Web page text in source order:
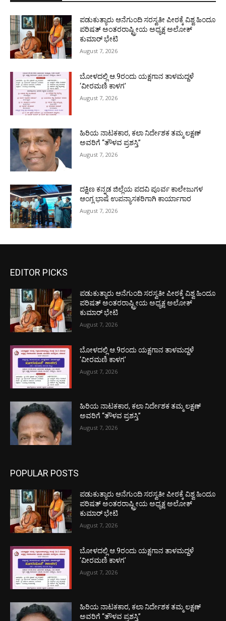
ಪಡುಕುತ್ಯಾರು ಆನೆಗುಂದಿ ಸರಸ್ವತೀ ಪೀಠಕ್ಕೆ ವಿಶ್ವ ಹಿಂದೂ
ಪರಿಷತ್ ಅಂತರರಾಷ್ಟ್ರೀಯ ಅಧ್ಯಕ್ಷ ಅಲೋಕ್
ಕುಮಾರ್ ಭೇಟಿ
August 7, 2026
ಬೋಳದಲ್ಲಿ ಆ.9ರಂದು ಯಕ್ಷಗಾನ ತಾಳಮದ್ದಳೆ
‘ವೀರಮಣಿ ಕಾಳಗ’
August 7, 2026
ಹಿರಿಯ ನಾಟಕಕಾರ, ಕಲಾ ನಿರ್ದೇಶಕ ತಮ್ಮ ಲಕ್ಷಣ್
ಅವರಿಗೆ “ತೌಳವ ಪ್ರಶಸ್ತಿ”
August 7, 2026
ದಕ್ಷಿಣ ಕನ್ನಡ ಜಿಲ್ಲೆಯ ಪದವಿ ಪೂರ್ವ ಕಾಲೇಜುಗಳ
ಆಂಗ್ಲ ಭಾಷೆ ಉಪನ್ಯಾಸಕರಿಗಾಗಿ ಕಾರ್ಯಾಗಾರ
August 7, 2026
EDITOR PICKS
ಪಡುಕುತ್ಯಾರು ಆನೆಗುಂದಿ ಸರಸ್ವತೀ ಪೀಠಕ್ಕೆ ವಿಶ್ವ ಹಿಂದೂ
ಪರಿಷತ್ ಅಂತರರಾಷ್ಟ್ರೀಯ ಅಧ್ಯಕ್ಷ ಅಲೋಕ್
ಕುಮಾರ್ ಭೇಟಿ
August 7, 2026
ಬೋಳದಲ್ಲಿ ಆ.9ರಂದು ಯಕ್ಷಗಾನ ತಾಳಮದ್ದಳೆ
‘ವೀರಮಣಿ ಕಾಳಗ’
August 7, 2026
ಹಿರಿಯ ನಾಟಕಕಾರ, ಕಲಾ ನಿರ್ದೇಶಕ ತಮ್ಮ ಲಕ್ಷಣ್
ಅವರಿಗೆ “ತೌಳವ ಪ್ರಶಸ್ತಿ”
August 7, 2026
POPULAR POSTS
ಪಡುಕುತ್ಯಾರು ಆನೆಗುಂದಿ ಸರಸ್ವತೀ ಪೀಠಕ್ಕೆ ವಿಶ್ವ ಹಿಂದೂ
ಪರಿಷತ್ ಅಂತರರಾಷ್ಟ್ರೀಯ ಅಧ್ಯಕ್ಷ ಅಲೋಕ್
ಕುಮಾರ್ ಭೇಟಿ
August 7, 2026
ಬೋಳದಲ್ಲಿ ಆ.9ರಂದು ಯಕ್ಷಗಾನ ತಾಳಮದ್ದಳೆ
‘ವೀರಮಣಿ ಕಾಳಗ’
August 7, 2026
ಹಿರಿಯ ನಾಟಕಕಾರ, ಕಲಾ ನಿರ್ದೇಶಕ ತಮ್ಮ ಲಕ್ಷಣ್
ಅವರಿಗೆ “ತೌಳವ ಪ್ರಶಸ್ತಿ”